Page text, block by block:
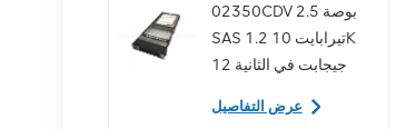
02350CDV 2.5 بوصة
SAS 1.2 تيرابايت 10K
12 جيجابت في الثانية
للخادم
عرض التفاصيل